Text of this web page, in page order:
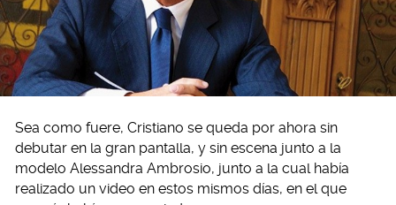
Sea como fuere, Cristiano se queda por ahora sin
debutar en la gran pantalla, y sin escena junto a la
modelo Alessandra Ambrosio, junto a la cual había
realizado un video en estos mismos días, en el que